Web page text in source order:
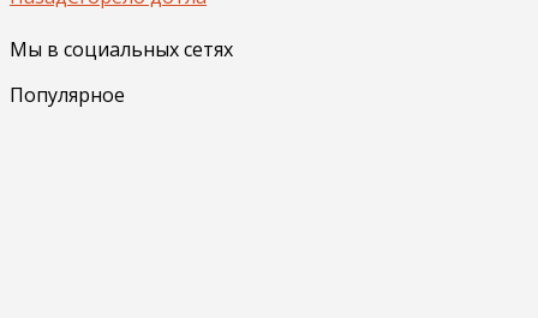
Мы в социальных сетях
Популярное